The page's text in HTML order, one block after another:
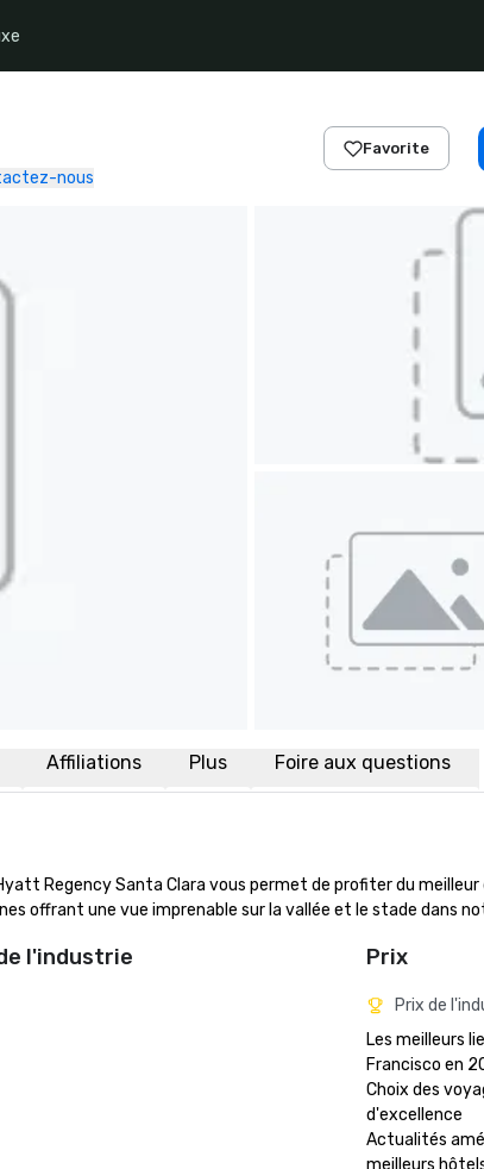
nous
Favorite
Affiliations Plus Foire aux questions
Regency Santa Clara vous permet de profiter du meilleur
offrant une vue imprenable sur la vallée et le stade dans
l'industrie Prix
Prix de
Les meilleurs
Francisco en
Choix des
d'excellence
Actualités
meilleurs